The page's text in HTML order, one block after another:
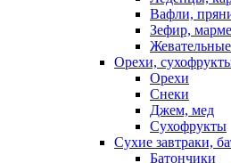
Вафли,
Зефир,
Орехи,
Орехи
Снеки
Джем, мед
Сухофрукты
Сухие завтраки,
Батончики